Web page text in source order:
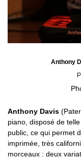
Anthony
Anthony Davis
piano, disposé de
public, ce qui permet
imprimée, très
morceaux : deux